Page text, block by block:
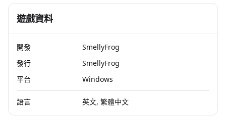
遊戲資料
開發
SmellyFrog
發行
SmellyFrog
平台
Windows
語言 英文, 繁體中文